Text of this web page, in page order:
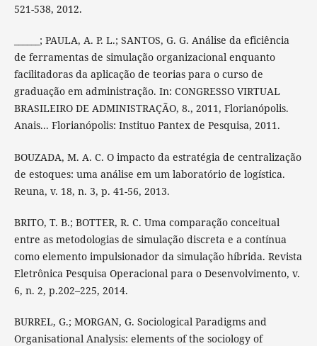
521-538, 2012.
______; PAULA, A. P. L.; SANTOS, G. G. Análise da eficiência
de ferramentas de simulação organizacional enquanto
facilitadoras da aplicação de teorias para o curso de
graduação em administração. In: CONGRESSO VIRTUAL
BRASILEIRO DE ADMINISTRAÇÃO, 8., 2011, Florianópolis.
Anais... Florianópolis: Instituo Pantex de Pesquisa, 2011.
BOUZADA, M. A. C. O impacto da estratégia de centralização
de estoques: uma análise em um laboratório de logística.
Reuna, v. 18, n. 3, p. 41-56, 2013.
BRITO, T. B.; BOTTER, R. C. Uma comparação conceitual
entre as metodologias de simulação discreta e a contínua
como elemento impulsionador da simulação híbrida. Revista
Eletrônica Pesquisa Operacional para o Desenvolvimento, v.
6, n. 2, p.202–225, 2014.
BURREL, G.; MORGAN, G. Sociological Paradigms and
Organisational Analysis: elements of the sociology of